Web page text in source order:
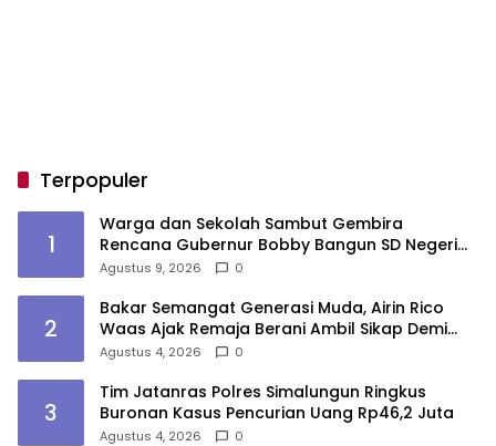
Terpopuler
1
Warga dan Sekolah Sambut Gembira
Rencana Gubernur Bobby Bangun SD Negeri
Lasara di Nias Utara
Agustus 9, 2026 0
2
Bakar Semangat Generasi Muda, Airin Rico
Waas Ajak Remaja Berani Ambil Sikap Demi
Masa Depan
Agustus 4, 2026 0
3
Tim Jatanras Polres Simalungun Ringkus
Buronan Kasus Pencurian Uang Rp46,2 Juta
Agustus 4, 2026 0